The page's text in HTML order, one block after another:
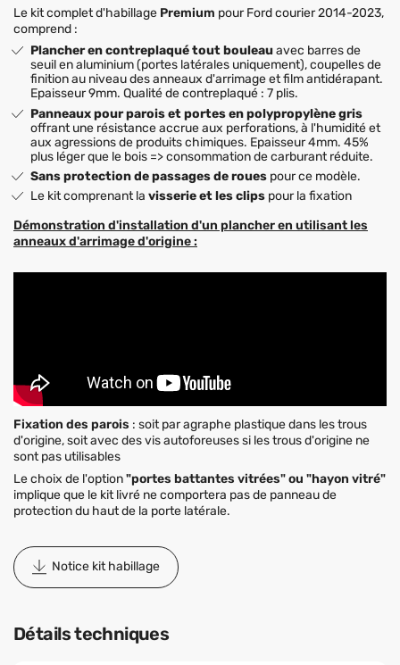
Le kit complet d'habillage Premium pour Ford courier 2014-2023,
comprend :
Plancher en contreplaqué tout bouleauavec barres de
seuil en aluminium (portes latérales uniquement), coupelles de
finition au niveau des anneaux d'arrimage et film antidérapant.
Epaisseur 9mm. Qualité de contreplaqué : 7 plis.
Panneaux pour parois et portes en polypropylène gris
offrant une résistance accrue aux perforations, à l'humidité et
aux agressions de produits chimiques. Epaisseur 4mm. 45%
plus léger que le bois => consommation de carburant réduite.
Sans protection de passages de roues pour ce modèle.
Le kit comprenant lavisserie et les clips pour la fixation
Démonstration d'installation d'un plancher en utilisant les
anneaux d'arrimage d'origine :
Fixation des parois : soit par agraphe plastique dans les trous
d'origine, soit avec des vis autoforeuses si les trous d'origine ne
sont pas utilisables
Le choix de l'option"portes battantes vitrées" ou "hayon vitré"
implique que le kit livré ne comportera pas de panneau de
protection du haut de la porte latérale.
Notice kit habillage
Détails techniques